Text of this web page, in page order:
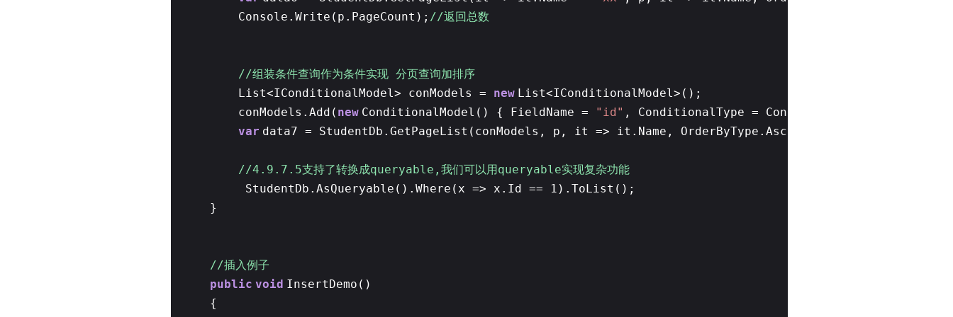
Console.Write(p.PageCount); //返回总数
//组装条件查询作为条件实现 分页查询加排序
List<IConditionalModel> conModels = new List<IConditionalModel>();
conModels.Add( new ConditionalModel() { FieldName = "id" , ConditionalType = ConditionalType.Equal,
var data7 = StudentDb.GetPageList(conModels, p, it => it.Name, OrderByType.Asc);
//4.9.7.5支持了转换成queryable,我们可以用queryable实现复杂功能
StudentDb.AsQueryable().Where(x => x.Id == 1).ToList();
}
//插入例子
public void InsertDemo()
{